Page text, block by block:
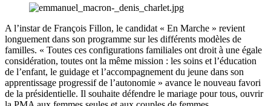
A l’instar de François Fillon, le candidat « En Marche » revient
longuement dans son programme sur les différents modèles de
familles. « Toutes ces configurations familiales ont droit à une égale
considération, toutes ont la même mission : les soins et l’éducation
de l’enfant, le guidage et l’accompagnement du jeune dans son
apprentissage progressif de l’autonomie » avance le nouveau favori
de la présidentielle. Il souhaite défendre le mariage pour tous, ouvrir